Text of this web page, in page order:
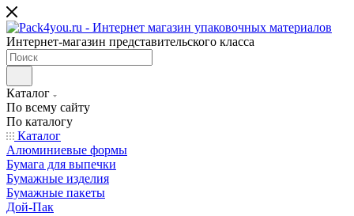
Интернет-магазин представительского класса
Каталог
По всему сайту
По каталогу
Каталог
Алюминиевые формы
Бумага для выпечки
Бумажные изделия
Бумажные пакеты
Дой-Пак